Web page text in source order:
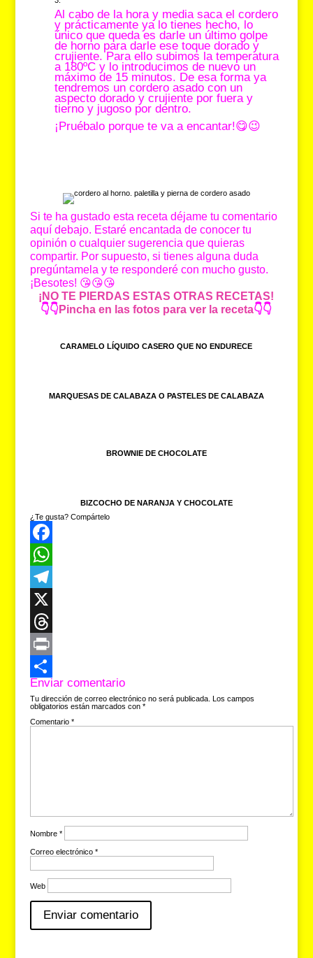
Al cabo de la hora y media saca el cordero
y prácticamente ya lo tienes hecho, lo
único que queda es darle un último golpe
de horno para darle ese toque dorado y
crujiente. Para ello subimos la temperatura
a 180ºC y lo introducimos de nuevo un
máximo de 15 minutos. De esa forma ya
tendremos un cordero asado con un
aspecto dorado y crujiente por fuera y
tierno y jugoso por dentro.
¡Pruébalo porque te va a encantar!😋😉
Si te ha gustado esta receta déjame tu comentario
aquí debajo. Estaré encantada de conocer tu
opinión o cualquier sugerencia que quieras
compartir. Por supuesto, si tienes alguna duda
pregúntamela y te responderé con mucho gusto.
¡Besotes! 😘😘😘
¡NO TE PIERDAS ESTAS OTRAS RECETAS!
👇👇Pincha en las fotos para ver la receta👇👇
CARAMELO LÍQUIDO CASERO QUE NO ENDURECE
MARQUESAS DE CALABAZA O PASTELES DE CALABAZA
BROWNIE DE CHOCOLATE
BIZCOCHO DE NARANJA Y CHOCOLATE
¿Te gusta? Compártelo
F
a
b
o
k
W
A
p
g
r
X
T
r
e
P
r
i
C
o
Enviar comentario
Tu dirección de correo electrónico no será publicada. Los campos
obligatorios están marcados con *
Comentario *
Nombre *
Correo electrónico *
Web